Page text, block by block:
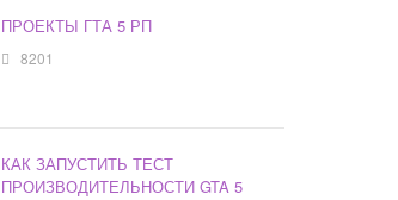
ПРОЕКТЫ ГТА 5 РП
8201
КАК ЗАПУСТИТЬ ТЕСТ
ПРОИЗВОДИТЕЛЬНОСТИ GTA 5